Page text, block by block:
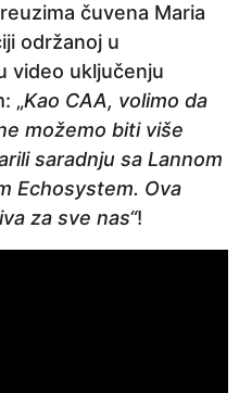
čuvena Maria
održanoj u
video uključenju
„Kao CAA, volimo da
možemo biti više
saradnju sa Lannom
Echosystem. Ova
za sve nas“!